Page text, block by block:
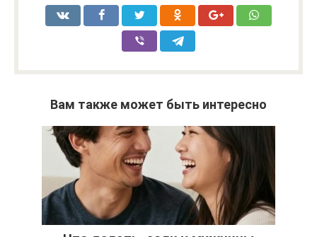
Вам также может быть интересно